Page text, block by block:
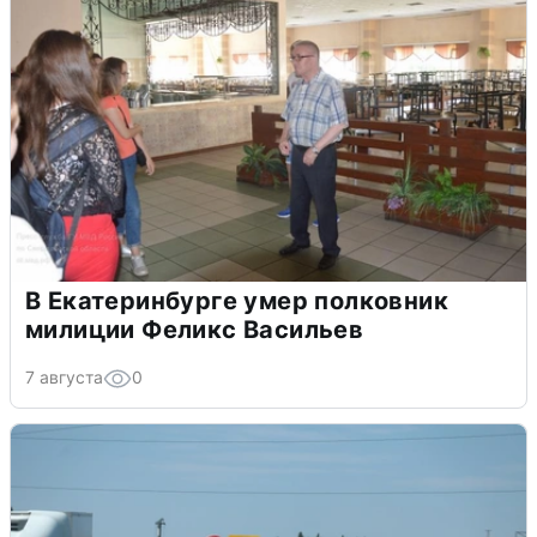
В Екатеринбурге умер полковник
милиции Феликс Васильев
7 августа 0